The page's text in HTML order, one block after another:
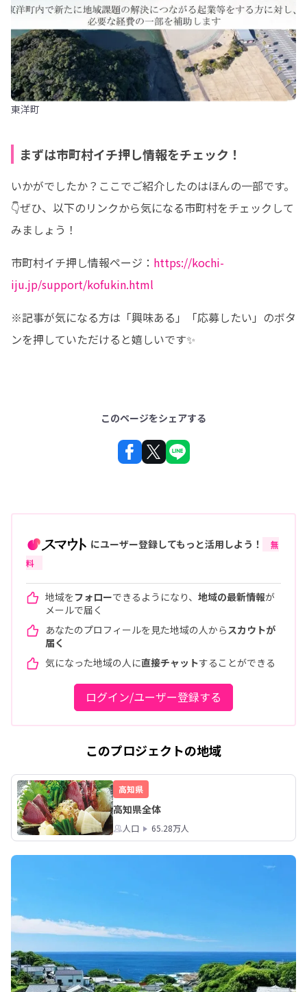
東洋町
まずは市町村イチ押し情報をチェック！
いかがでしたか？ここでご紹介したのはほんの一部です。
👇ぜひ、以下のリンクから気になる市町村をチェックして
みましょう！
市町村イチ押し情報ページ： https://kochi-
iju.jp/support/kofukin.html
※記事が気になる方は「興味ある」「応募したい」のボタ
ンを押していただけると嬉しいです✨
このページをシェアする
にユーザー登録してもっと活用しよう！
無
料
地域をフォローできるようになり、 地域の最新情報が
メールで届く
あなたのプロフィールを見た地域の人から スカウトが
届く
気になった地域の人に直接チャットすることができる
ログイン/ユーザー登録する
このプロジェクトの地域
高知県
高知県全体
人口 65.28万人